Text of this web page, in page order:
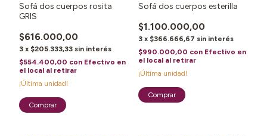
Sofá dos cuerpos rosita
GRIS
$616.000,00
3 x $205.333,33 sin interés
$554.400,00 con Efectivo en
el local al retirar
¡Última unidad!
Sofá dos cuerpos esterilla
$1.100.000,00
3 x $366.666,67 sin interés
$990.000,00 con Efectivo en
el local al retirar
¡Última unidad!